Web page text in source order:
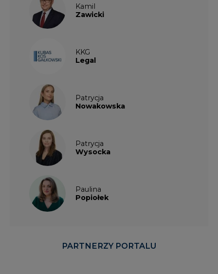
Kamil
Zawicki
KKG
Legal
Patrycja
Nowakowska
Patrycja
Wysocka
Paulina
Popiołek
PARTNERZY PORTALU